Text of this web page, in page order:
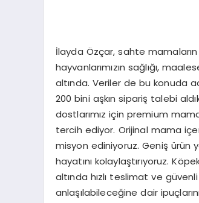
İlayda Özçar, sahte
hayvanlarımızın sağlığı,
altında. Veriler de bu konuda
200 bini aşkın sipariş talebi
dostlarımız için premium
tercih ediyor. Orijinal mama
misyon ediniyoruz. Geniş ürün
hayatını kolaylaştırıyoruz.
altında hızlı teslimat ve
anlaşılabileceğine dair